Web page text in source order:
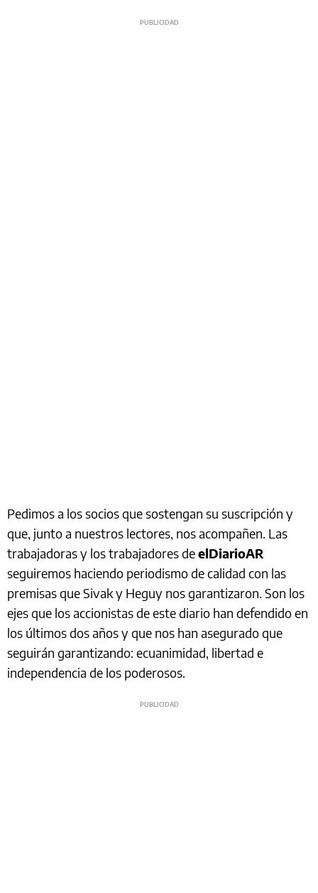
Pedimos a los socios que sostengan su suscripción y
que, junto a nuestros lectores, nos acompañen. Las
trabajadoras y los trabajadores deelDiarioAR
seguiremos haciendo periodismo de calidad con las
premisas que Sivak y Heguy nos garantizaron. Son los
ejes que los accionistas de este diario han defendido en
los últimos dos años y que nos han asegurado que
seguirán garantizando: ecuanimidad, libertad e
independencia de los poderosos.